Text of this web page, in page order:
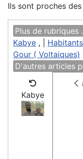
Ils sont proches des
Plus de rubriques
Kabye , |
Gour ( Voltaiques)
D'autres articles
Kabye